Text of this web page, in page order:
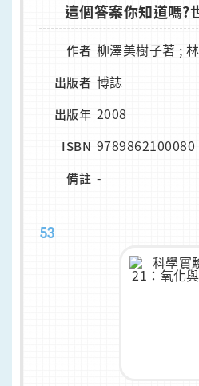
這個答案你知道嗎?
作者 柳澤美樹子著 ;
出版者 博誌
出版年 2008
ISBN 9789862100080
備註 -
53